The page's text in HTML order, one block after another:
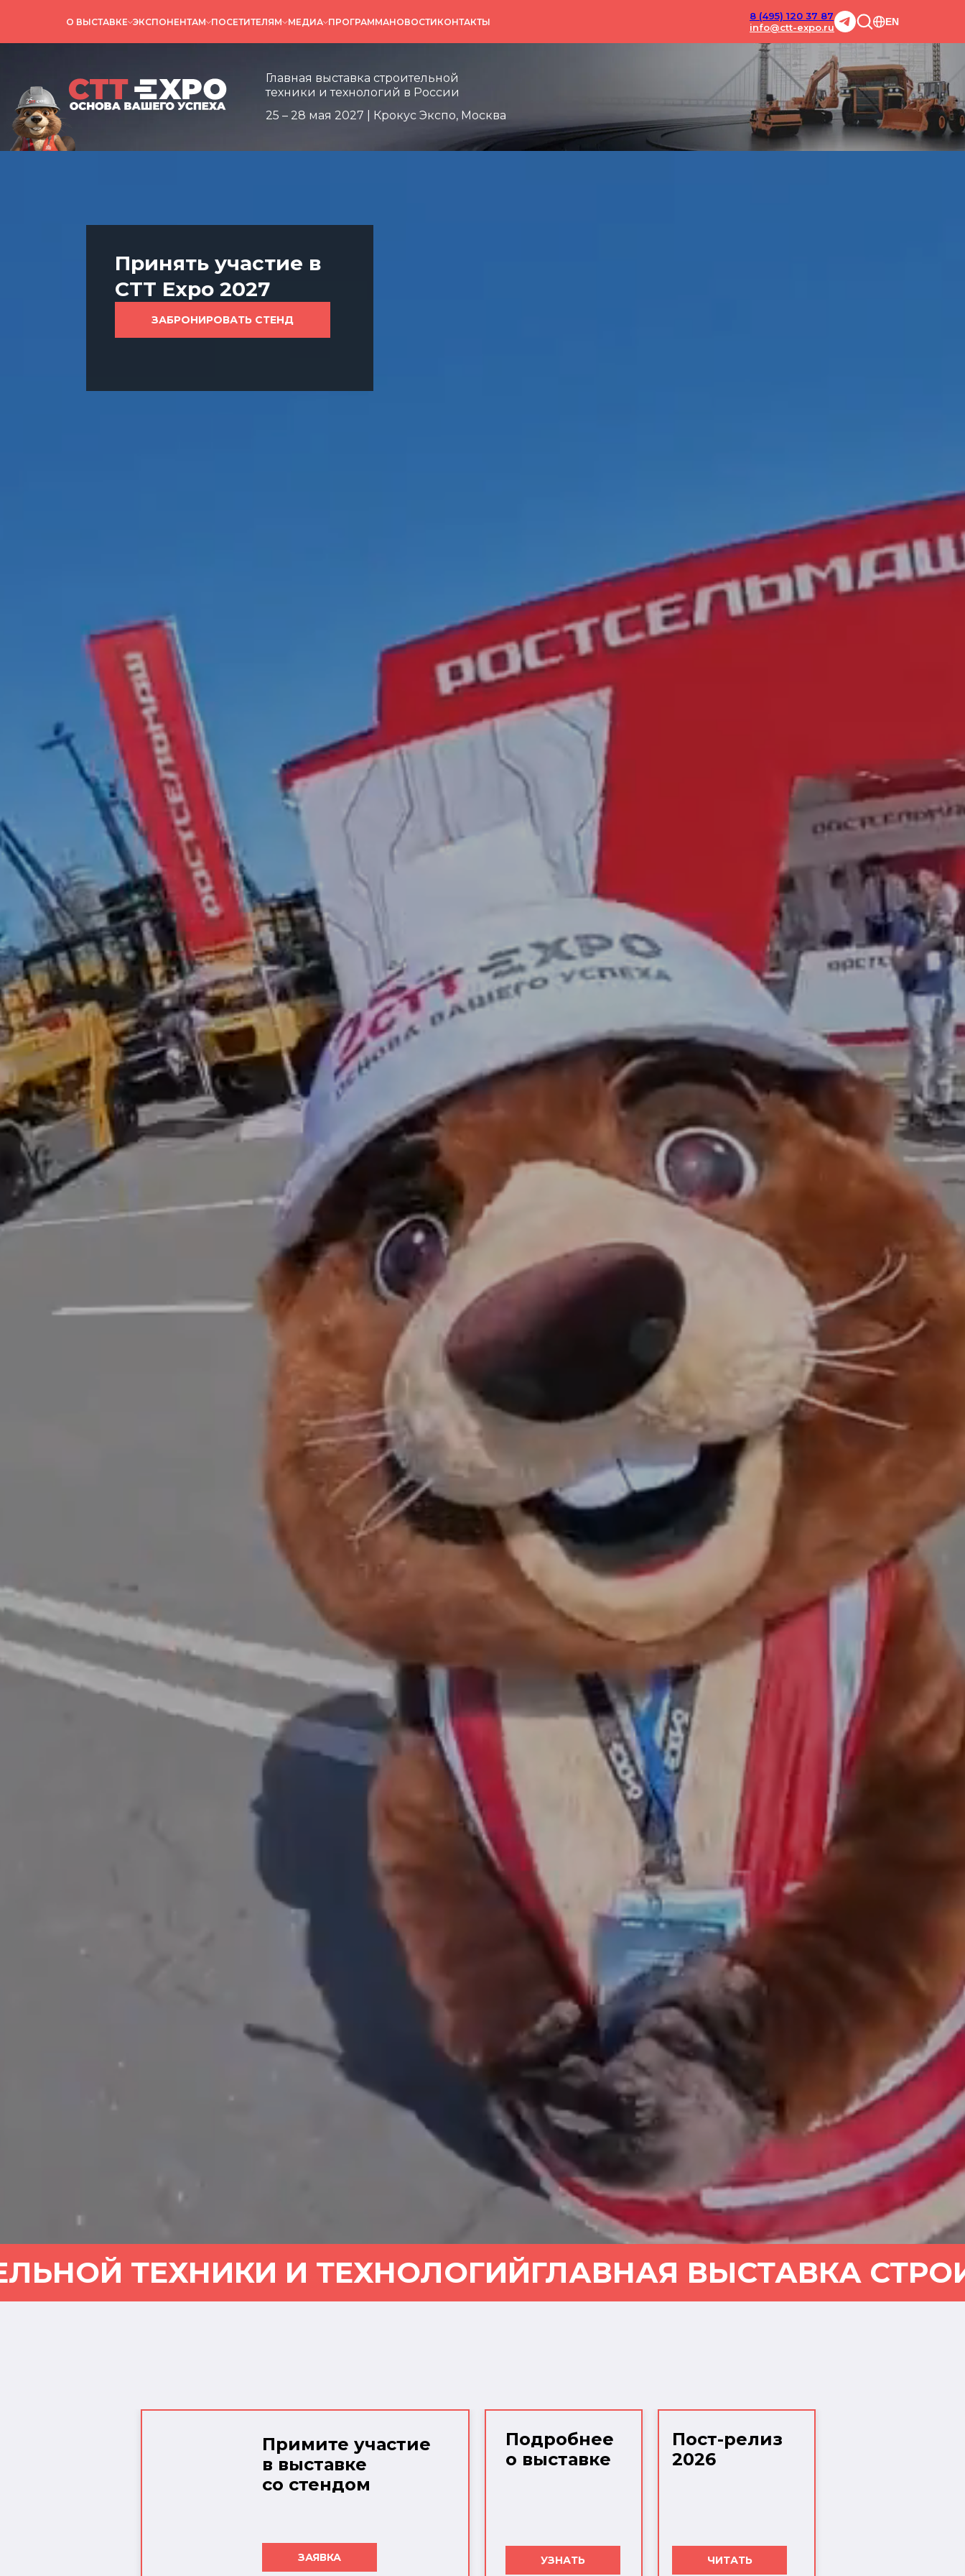
Главная выставка строительной
техники и технологий в России
25 – 28 мая 2027 | Крокус Экспо, Москва
О ВЫСТАВКЕ ЭКСПОНЕНТАМ ПОСЕТИТЕЛЯМ МЕДИА ПРОГРАММАНОВОСТИКОНТАКТЫ
8 (495) 120 37 87
info@ctt-expo.ru
EN
Главная выставка строительной
техники и технологий в России
Принять участие в
CTT Expo 2027
ЗАБРОНИРОВАТЬ СТЕНД
ТЕХНИКИ И ТЕХНОЛОГИЙГЛАВНАЯ ВЫСТАВКА
Примите участие
в выставке
со стендом
Пост-релиз
2026
ЧИТАТЬ
ЗАЯВКА
Подробнее
о выставке
УЗНАТЬ